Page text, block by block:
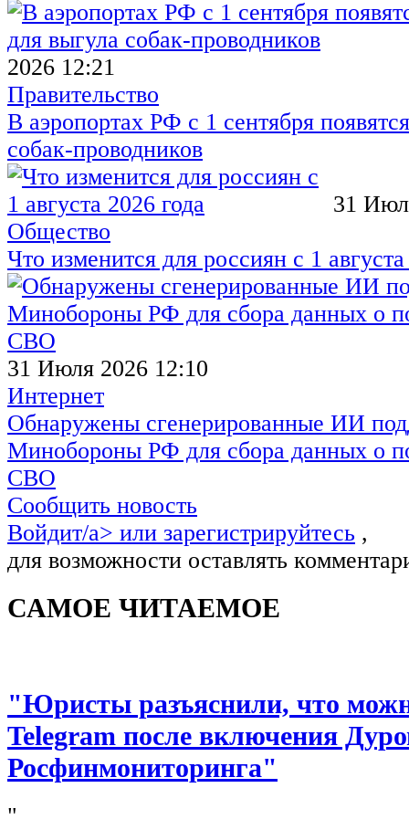
2026 12:21
Правительство
В аэропортах РФ с 1 сентября
собак-проводников
31
Общество
Что изменится для россиян с 1
31 Июля 2026 12:10
Интернет
Обнаружены сгенерированные ИИ
Минобороны РФ для сбора данных о
СВО
Сообщить новость
Войдит/a> или зарегистрируйтесь ,
для возможности оставлять
САМОЕ ЧИТАЕМОЕ
"Юристы разъяснили, что
Telegram после включения
Росфинмониторинга"
"